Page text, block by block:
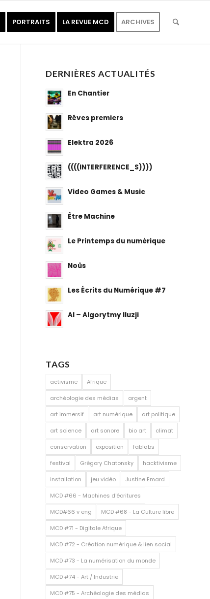
PORTRAITS LA REVUE MCD ARCHIVES
DERNIÈRES ACTUALITÉS
En Chantier
Rêves premiers
Elektra 2026
((((INTERFERENCE_S))))
Video Games & Music
Être Machine
Le Printemps du numérique
Noûs
Les Écrits du Numérique #7
AI – Algorytmy Iluzji
TAGS
activisme Afrique
archéologie des médias argent
art immersif art numérique art politique
art science art sonore bio art climat
conservation exposition fablabs
festival Grégory Chatonsky hacktivisme
installation jeu vidéo Justine Emard
MCD #66 - Machines d'écritures
MCD#66 v eng MCD #68 - La Culture libre
MCD #71 - Digitale Afrique
MCD #72 - Création numérique & lien social
MCD #73 - La numérisation du monde
MCD #74 - Art / Industrie
MCD #75 - Archéologie des médias